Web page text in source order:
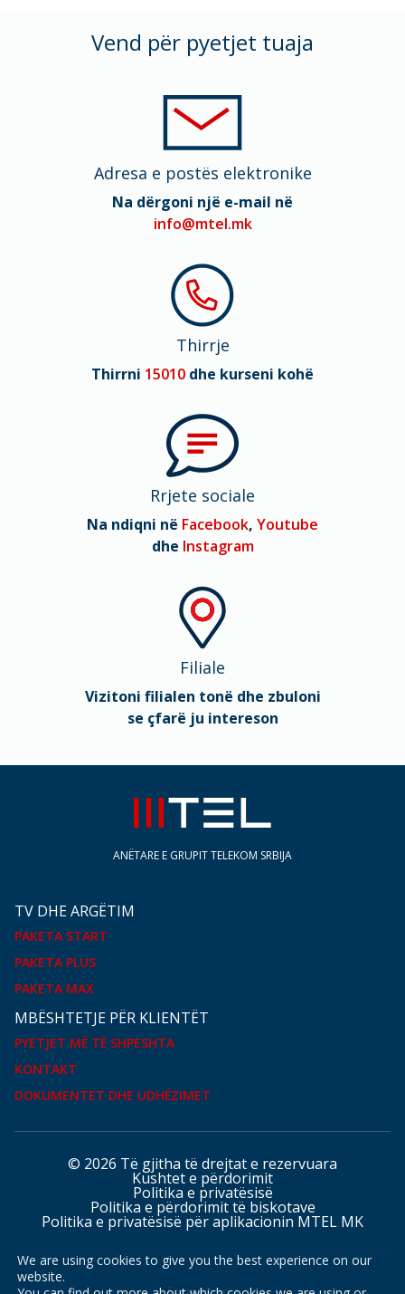
Vend për pyetjet tuaja
Adresa e postës elektronike
Na dërgoni një e-mail në
info@mtel.mk
Thirrje
Thirrni 15010 dhe kurseni kohë
Rrjete sociale
Na ndiqni në Facebook, Youtube
dhe Instagram
Filiale
Vizitoni filialen tonë dhe zbuloni
se çfarë ju intereson
ANËTARE E GRUPIT TELEKOM SRBIJA
TV DHE ARGËTIM
PAKETA START
PAKETA PLUS
PAKETA MAX
MBËSHTETJE PËR KLIENTËT
PYETJET MË TË SHPESHTA
KONTAKT
DOKUMENTET DHE UDHËZIMET
© 2026 Të gjitha të drejtat e rezervuara
Kushtet e përdorimit
Politika e privatësisë
Politika e përdorimit të biskotave
Politika e privatësisë për aplikacionin MTEL MK
We are using cookies to give you the best experience on our
website.